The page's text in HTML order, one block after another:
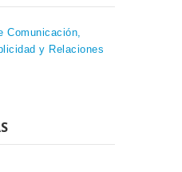
Comunicación,
y Relaciones